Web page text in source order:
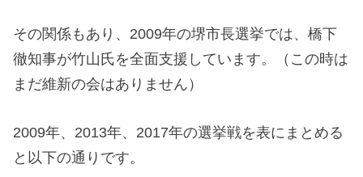
その関係もあり、2009年の堺市長選挙では、橋下
徹知事が竹山氏を全面支援しています。（この時は
まだ維新の会はありません）
2009年、2013年、2017年の選挙戦を表にまとめる
と以下の通りです。